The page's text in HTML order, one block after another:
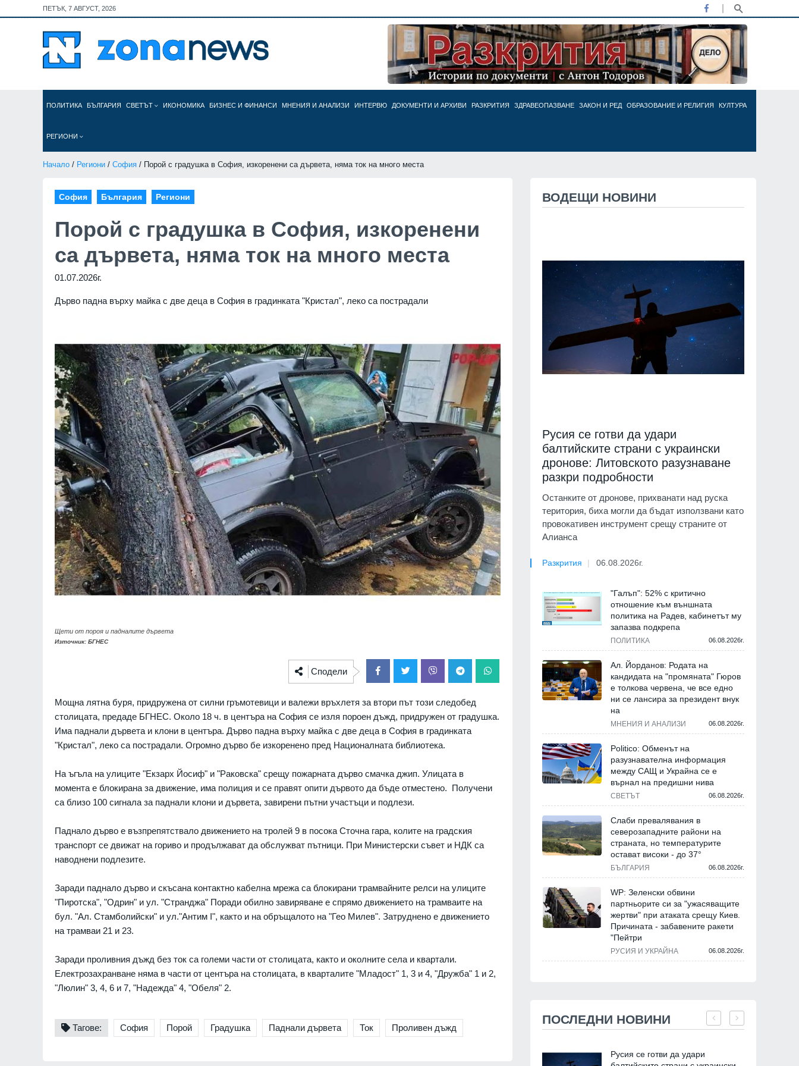
ПЕТЪК, 7 АВГУСТ, 2026
ПОЛИТИКА БЪЛГАРИЯ СВЕТЪТ ИКОНОМИКА БИЗНЕС И ФИНАНСИ МНЕНИЯ И АНАЛИЗИ ИНТЕРВЮ ДОКУМЕНТИ И АРХИВИ РАЗКРИТИЯ ЗДРАВЕОПАЗВАНЕ ЗАКОН И РЕД ОБРАЗОВАНИЕ И РЕЛИГИЯ КУЛТУРА
РЕГИОНИ
Начало / Региони / София / Порой с градушка в София, изкоренени са дървета, няма ток на много места
София България Региони
Порой с градушка в София, изкоренени
са дървета, няма ток на много места
01.07.2026г.
Дърво падна върху майка с две деца в София в градинката "Кристал", леко са пострадали
Щети от пороя и падналите дървета
Източник: БГНЕС
Сподели
Мощна лятна буря, придружена от силни гръмотевици и валежи връхлетя за втори път този следобед
столицата, предаде БГНЕС. Около 18 ч. в центъра на София се изля пороен дъжд, придружен от градушка.
Има паднали дървета и клони в центъра. Дърво падна върху майка с две деца в София в градинката
"Кристал", леко са пострадали. Огромно дърво бе изкоренено пред Националната библиотека.
На ъгъла на улиците "Екзарх Йосиф" и "Раковска" срещу пожарната дърво смачка джип. Улицата в
момента е блокирана за движение, има полиция и се правят опити дървото да бъде отместено. Получени
са близо 100 сигнала за паднали клони и дървета, завирени пътни участъци и подлези.
Паднало дърво е възпрепятствало движението на тролей 9 в посока Сточна гара, колите на градския
транспорт се движат на гориво и продължават да обслужват пътници. При Министерски съвет и НДК са
наводнени подлезите.
Заради паднало дърво и скъсана контактно кабелна мрежа са блокирани трамвайните релси на улиците
"Пиротска", "Одрин" и ул. "Странджа" Поради обилно завиряване е спрямо движението на трамваите на
бул. "Ал. Стамболийски" и ул."Антим І", както и на обръщалото на "Гео Милев". Затруднено е движението
на трамваи 21 и 23.
Заради проливния дъжд без ток са големи части от столицата, както и околните села и квартали.
Електрозахранване няма в части от центъра на столицата, в кварталите "Младост" 1, 3 и 4, "Дружба" 1 и 2,
"Люлин" 3, 4, 6 и 7, "Надежда" 4, "Обеля" 2.
Тагове: София Порой Градушка Паднали дървета Ток Проливен дъжд
ВОДЕЩИ НОВИНИ
Русия се готви да удари
балтийските страни с украински
дронове: Литовското разузнаване
разкри подробности
Останките от дронове, прихванати над руска
територия, биха могли да бъдат използвани като
провокативен инструмент срещу страните от
Алианса
Разкрития 06.08.2026г.
"Галъп": 52% с критично
отношение към външната
политика на Радев, кабинетът му
запазва подкрепа
ПОЛИТИКА 06.08.2026г.
Ал. Йорданов: Родата на
кандидата на "промяната" Гюров
е толкова червена, че все едно
ни се лансира за президент внук
на
МНЕНИЯ И АНАЛИЗИ 06.08.2026г.
Politico: Обменът на
разузнавателна информация
между САЩ и Украйна се е
върнал на предишни нива
СВЕТЪТ 06.08.2026г.
Слаби превалявания в
северозападните райони на
страната, но температурите
остават високи - до 37°
БЪЛГАРИЯ 06.08.2026г.
WP: Зеленски обвини
партньорите си за "ужасяващите
жертви" при атаката срещу Киев.
Причината - забавените ракети
"Пейтри
РУСИЯ И УКРАЙНА 06.08.2026г.
ПОСЛЕДНИ НОВИНИ
Русия се готви да удари